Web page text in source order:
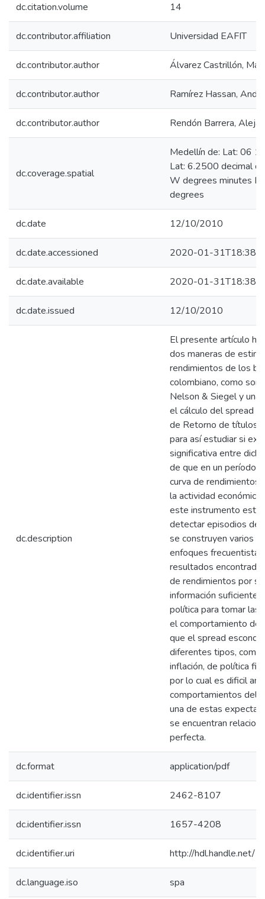
dc.citation.volume 14
dc.contributor.affiliation Universidad EAFIT
dc.contributor.author Álvarez Castrillón,
dc.contributor.author Ramírez Hassan,
dc.contributor.author Rendón Barrera,
dc.coverage.spatial
Medellín de: Lat: 06
Lat: 6.2500 decimal
W degrees minutes
degrees
dc.date 12/10/2010
dc.date.accessioned 2020-01-
dc.date.available 2020-01-
dc.date.issued 12/10/2010
dc.description
El presente artículo
dos maneras de
rendimientos de los
colombiano, como
Nelson & Siegel y
el cálculo del spread a
de Retorno de títulos
para así estudiar si
significativa entre
de que en un período
curva de rendimientos
la actividad
este instrumento está
detectar episodios de
se construyen varios
enfoques
resultados
de rendimientos por sí
información suficiente
política para tomar las
el comportamiento de
que el spread
diferentes tipos,
inflación, de política
por lo cual es dificil
comportamientos del
una de estas
se encuentran
perfecta.
dc.format application/pdf
dc.identifier.issn 2462-8107
dc.identifier.issn 1657-4208
dc.identifier.uri http://hdl.handle.net/
dc.language.iso spa